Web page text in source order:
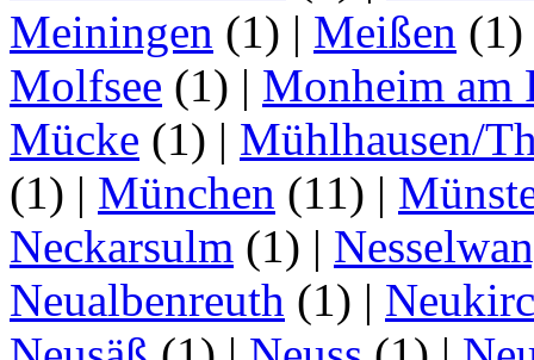
Meiningen (1) | Meißen (1)
Molfsee (1) | Monheim am
Mücke (1) | Mühlhausen/
(1) | München (11) |
Neckarsulm (1) |
Neualbenreuth (1) |